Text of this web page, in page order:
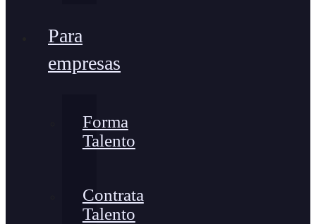
Para
empresas
Forma
Talento
Contrata
Talento